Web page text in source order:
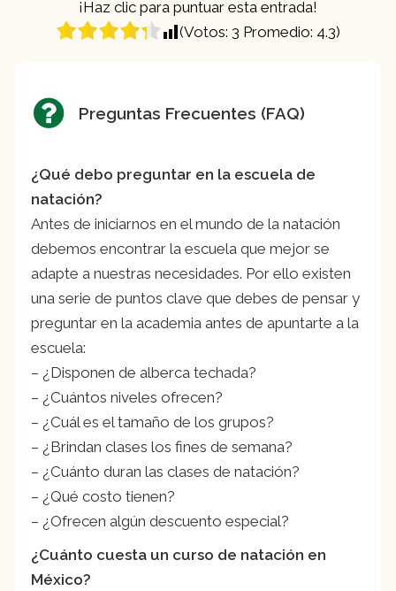
¡Haz clic para puntuar esta entrada!
(Votos: 3 Promedio: 4.3)
Preguntas Frecuentes (FAQ)
¿Qué debo preguntar en la escuela de
natación?
Antes de iniciarnos en el mundo de la natación
debemos encontrar la escuela que mejor se
adapte a nuestras necesidades. Por ello existen
una serie de puntos clave que debes de pensar y
preguntar en la academia antes de apuntarte a la
escuela:
– ¿Disponen de alberca techada?
– ¿Cuántos niveles ofrecen?
– ¿Cuál es el tamaño de los grupos?
– ¿Brindan clases los fines de semana?
– ¿Cuánto duran las clases de natación?
– ¿Qué costo tienen?
– ¿Ofrecen algún descuento especial?
¿Cuánto cuesta un curso de natación en
México?